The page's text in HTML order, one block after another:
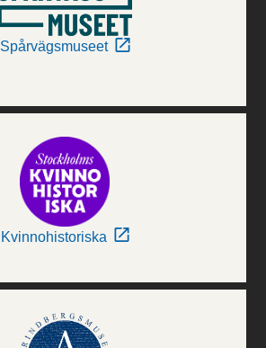
Spårvägsmuseet
Kvinnohistoriska